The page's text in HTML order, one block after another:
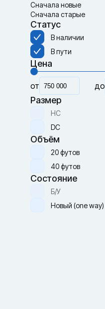
Сначала новые
Сначала старые
Статус
В наличии
В пути
Цена
от до
Размер
HC
DC
Объём
20 футов
40 футов
Состояние
Б/У
Новый (one way)